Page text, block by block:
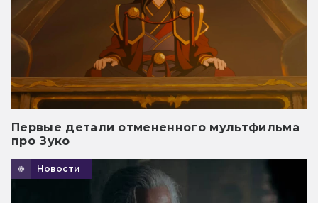
Первые детали отмененного мультфильма
про Зуко
Новости